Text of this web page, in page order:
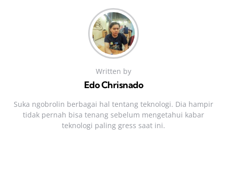
Written by
Edo Chrisnado
Suka ngobrolin berbagai hal tentang teknologi. Dia hampir
tidak pernah bisa tenang sebelum mengetahui kabar
teknologi paling gress saat ini.